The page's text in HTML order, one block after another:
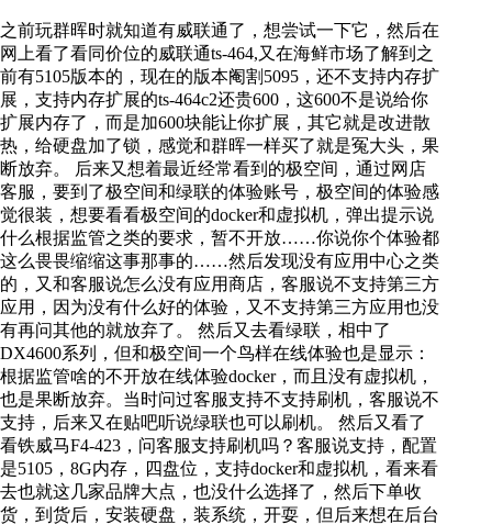
之前玩群晖时就知道有威联通了，想尝试一下它，然后在
网上看了看同价位的威联通ts-464,又在海鲜市场了解到之
前有5105版本的，现在的版本阉割5095，还不支持内存扩
展，支持内存扩展的ts-464c2还贵600，这600不是说给你
扩展内存了，而是加600块能让你扩展，其它就是改进散
热，给硬盘加了锁，感觉和群晖一样买了就是冤大头，果
断放弃。 后来又想着最近经常看到的极空间，通过网店
客服，要到了极空间和绿联的体验账号，极空间的体验感
觉很装，想要看看极空间的docker和虚拟机，弹出提示说
什么根据监管之类的要求，暂不开放……你说你个体验都
这么畏畏缩缩这事那事的……然后发现没有应用中心之类
的，又和客服说怎么没有应用商店，客服说不支持第三方
应用，因为没有什么好的体验，又不支持第三方应用也没
有再问其他的就放弃了。 然后又去看绿联，相中了
DX4600系列，但和极空间一个鸟样在线体验也是显示：
根据监管啥的不开放在线体验docker，而且没有虚拟机，
也是果断放弃。当时问过客服支持不支持刷机，客服说不
支持，后来又在贴吧听说绿联也可以刷机。 然后又看了
看铁威马F4-423，问客服支持刷机吗？客服说支持，配置
是5105，8G内存，四盘位，支持docker和虚拟机，看来看
去也就这几家品牌大点，也没什么选择了，然后下单收
货，到货后，安装硬盘，装系统，开耍，但后来想在后台